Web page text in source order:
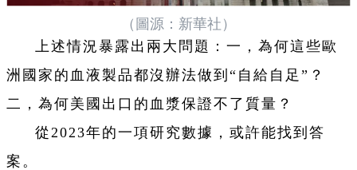
（圖源：新華社）
上述情況暴露出兩大問題：一，為何這些歐
洲國家的血液製品都沒辦法做到“自給自足”？
二，為何美國出口的血漿保證不了質量？
從2023年的一項研究數據，或許能找到答
案。